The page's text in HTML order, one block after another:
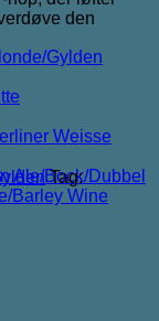
Gylden
Weisse
Ale/Bock/Dubbel
Barley Wine
den
Tag: